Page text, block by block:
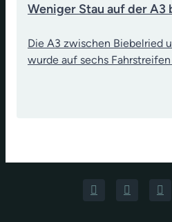
Weniger Stau auf der A3
Die A3 zwischen Biebelried
wurde auf sechs